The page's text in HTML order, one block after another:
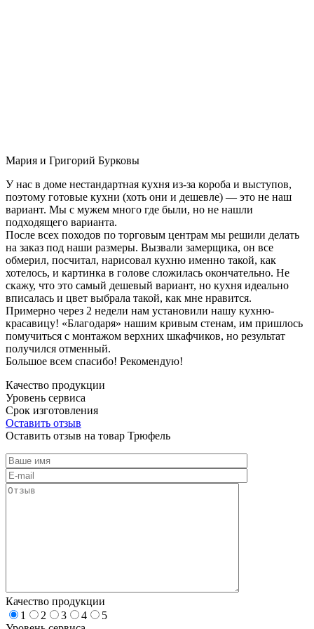
Мария и Григорий Бурковы
У нас в доме нестандартная кухня из-за короба и выступов,
поэтому готовые кухни (хоть они и дешевле) — это не наш
вариант. Мы с мужем много где были, но не нашли
подходящего варианта.
После всех походов по торговым центрам мы решили делать
на заказ под наши размеры. Вызвали замерщика, он все
обмерил, посчитал, нарисовал кухню именно такой, как
хотелось, и картинка в голове сложилась окончательно. Не
скажу, что это самый дешевый вариант, но кухня идеально
вписалась и цвет выбрала такой, как мне нравится.
Примерно через 2 недели нам установили нашу кухню-
красавицу! «Благодаря» нашим кривым стенам, им пришлось
помучиться с монтажом верхних шкафчиков, но результат
получился отменный.
Большое всем спасибо! Рекомендую!
Качество продукции
Уровень сервиса
Срок изготовления
Оставить отзыв
Оставить отзыв на товар Трюфель
Качество продукции
1
2 3 4
5